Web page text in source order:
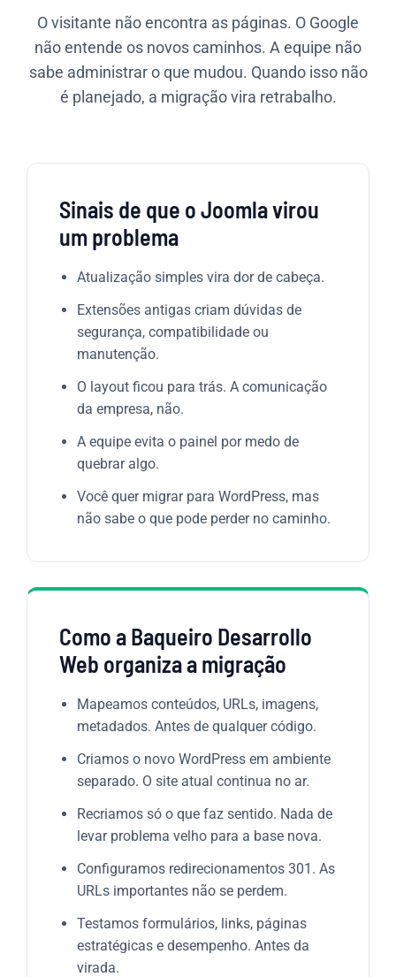
O visitante não encontra as páginas. O Google
não entende os novos caminhos. A equipe não
sabe administrar o que mudou. Quando isso não
é planejado, a migração vira retrabalho.
Sinais de que o Joomla virou
um problema
Atualização simples vira dor de cabeça.
Extensões antigas criam dúvidas de
segurança, compatibilidade ou
manutenção.
O layout ficou para trás. A comunicação
da empresa, não.
A equipe evita o painel por medo de
quebrar algo.
Você quer migrar para WordPress, mas
não sabe o que pode perder no caminho.
Como a Baqueiro Desarrollo
Web organiza a migração
Mapeamos conteúdos, URLs, imagens,
metadados. Antes de qualquer código.
Criamos o novo WordPress em ambiente
separado. O site atual continua no ar.
Recriamos só o que faz sentido. Nada de
levar problema velho para a base nova.
Configuramos redirecionamentos 301. As
URLs importantes não se perdem.
Testamos formulários, links, páginas
estratégicas e desempenho. Antes da
virada.